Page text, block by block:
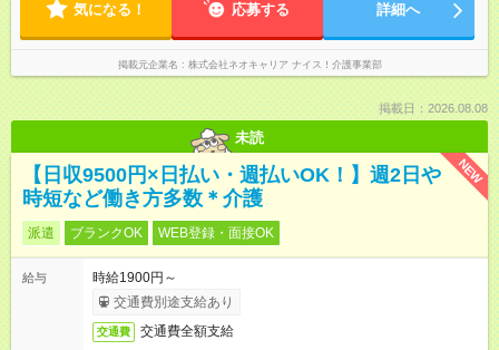
気になる！ 応募する 詳細へ
掲載元企業名 株式会社ネオキャリア ナイス！介護事業部
掲載日：2026.08.08
未読
NEW
【日収9500円×日払い・週払いOK！】週2日や
時短など働き方多数＊介護
派遣 ブランクOK WEB登録・面接OK
給与
時給1900円～
交通費別途支給あり
交通費 交通費全額支給